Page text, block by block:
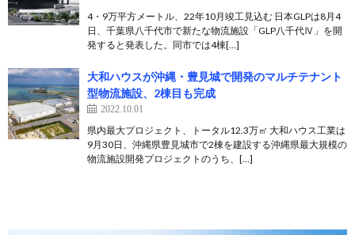
4・9万平方メートル、22年10月竣工見込む 日本GLPは8月4
日、千葉県八千代市で新たな物流施設「GLP八千代Ⅳ」を開
発すると発表した。同市では4棟[…]
大和ハウスが沖縄・豊見城で開発のマルチテナント
型物流施設、2棟目も完成
2022.10.01
県内最大プロジェクト、トータル12.3万㎡ 大和ハウス工業は
9月30日、沖縄県豊見城市で2棟を建設する沖縄県最大規模の
物流施設開発プロジェクトのうち、[…]